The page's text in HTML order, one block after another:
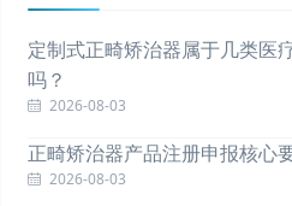
定制式正畸矫治器属于几类医
吗？
2026-08-03
正畸矫治器产品注册申报核心
2026-08-03